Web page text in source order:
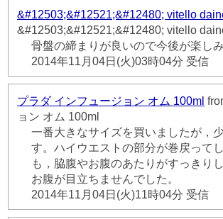
&#12503;&#12521;&#12480; vitello
&#12503;&#12521;&#12480; vitello
骨盤の締まりが良いので今後が楽し
2014年11月04日(火)03時04分 受信
プラダ インフュージョン オム 100ml
ョン オム 100ml
一番大きなサイズを買いましたが，
す。ハイウエストの部分が巻戻って
も，脇腹やお腹のあたりがすっきり
お腹が目立ちませんでした。
2014年11月04日(火)11時04分 受信